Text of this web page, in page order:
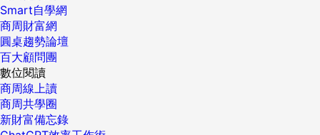
Smart自學網
商周財富網
圓桌趨勢論壇
百大顧問團
數位閱讀
商周線上讀
商周共學圈
新財富備忘錄